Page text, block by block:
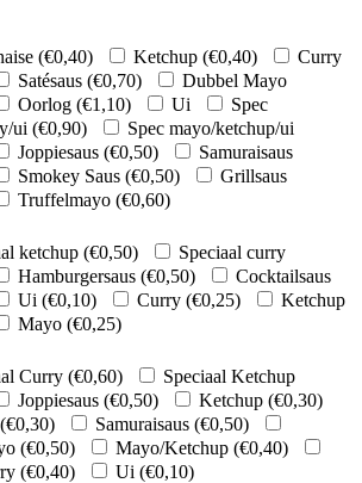
(€0,40) Ketchup (€0,40)
Curry
Satésaus (€0,70)
Dubbel Mayo
Oorlog (€1,10) Ui
Spec
ui (€0,90)
Spec mayo/ketchup/ui
Joppiesaus (€0,50)
Samuraisaus
Smokey Saus (€0,50)
Grillsaus
Truffelmayo (€0,60)
ketchup (€0,50)
Speciaal curry
Hamburgersaus (€0,50)
Cocktailsaus
Ui (€0,10) Curry (€0,25)
Ketchup
Mayo (€0,25)
Curry (€0,60)
Speciaal Ketchup
Joppiesaus (€0,50) Ketchup (€0,30)
€0,30) Samuraisaus (€0,50)
(€0,50) Mayo/Ketchup (€0,40)
(€0,40) Ui (€0,10)